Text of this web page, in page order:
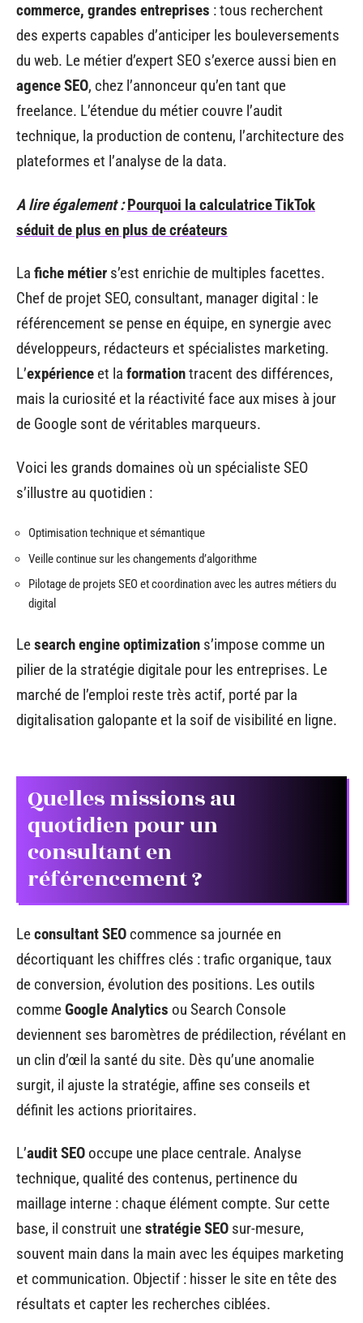
commerce, grandes entreprises : tous recherchent
des experts capables d’anticiper les bouleversements
du web. Le métier d’expert SEO s’exerce aussi bien en
agence SEO, chez l’annonceur qu’en tant que
freelance. L’étendue du métier couvre l’audit
technique, la production de contenu, l’architecture des
plateformes et l’analyse de la data.
A lire également : Pourquoi la calculatrice TikTok
séduit de plus en plus de créateurs
La fiche métier s’est enrichie de multiples facettes.
Chef de projet SEO, consultant, manager digital : le
référencement se pense en équipe, en synergie avec
développeurs, rédacteurs et spécialistes marketing.
L’expérience et la formationtracent des différences,
mais la curiosité et la réactivité face aux mises à jour
de Google sont de véritables marqueurs.
Voici les grands domaines où un spécialiste SEO
s’illustre au quotidien :
Optimisation technique et sémantique
Veille continue sur les changements d’algorithme
Pilotage de projets SEO et coordination avec les autres métiers du
digital
Lesearch engine optimization s’impose comme un
pilier de la stratégie digitale pour les entreprises. Le
marché de l’emploi reste très actif, porté par la
digitalisation galopante et la soif de visibilité en ligne.
Quelles missions au
quotidien pour un
consultant en
référencement ?
Leconsultant SEO commence sa journée en
décortiquant les chiffres clés : trafic organique, taux
de conversion, évolution des positions. Les outils
commeGoogle Analytics ou Search Console
deviennent ses baromètres de prédilection, révélant en
un clin d’œil la santé du site. Dès qu’une anomalie
surgit, il ajuste la stratégie, affine ses conseils et
définit les actions prioritaires.
L’audit SEO occupe une place centrale. Analyse
technique, qualité des contenus, pertinence du
maillage interne : chaque élément compte. Sur cette
base, il construit unestratégie SEO sur-mesure,
souvent main dans la main avec les équipes marketing
et communication. Objectif : hisser le site en tête des
résultats et capter les recherches ciblées.